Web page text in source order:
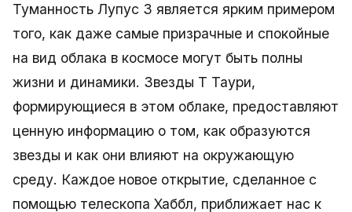
Туманность Лупус 3 является ярким примером
того, как даже самые призрачные и спокойные
на вид облака в космосе могут быть полны
жизни и динамики. Звезды Т Таури,
формирующиеся в этом облаке, предоставляют
ценную информацию о том, как образуются
звезды и как они влияют на окружающую
среду. Каждое новое открытие, сделанное с
помощью телескопа Хаббл, приближает нас к